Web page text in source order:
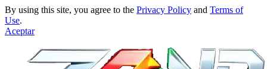
By using this site, you agree to the Privacy Policy and Terms of
Use.
Aceptar